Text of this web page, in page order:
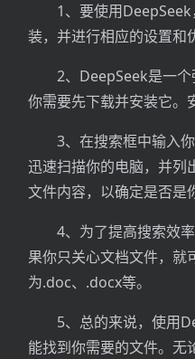
1、要使用
装，并进行相应的设置和
2、DeepSeek是一个
你需要先下载并安装它。
3、在搜索框中输入
迅速扫描你的电脑，并列
文件内容，以确定是否是
4、为了提高搜索效
果你只关心文档文件，就
为.doc、.docx等。
5、总的来说，使用
能找到你需要的文件。无